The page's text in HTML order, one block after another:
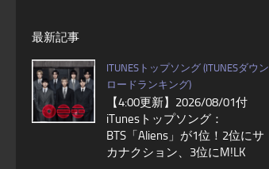
最新記事
ITUNESトップソング (ITUNESダウン
ロードランキング)
【4:00更新】2026/08/01付
iTunesトップソング：
BTS「Aliens」が1位！2位にサ
カナクション、3位にM!LK